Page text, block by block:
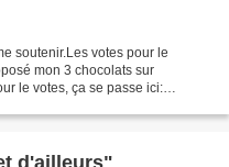
soutenir.Les votes pour le
mon 3 chocolats sur
le votes, ça se passe ici: